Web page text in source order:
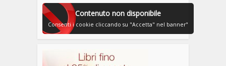
Contenuto non disponibile
Consenti i cookie cliccando su "Accetta" nel banner"